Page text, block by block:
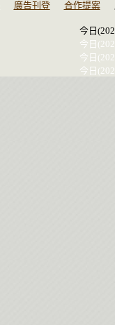
廣告刊登 合作提案
今日
今日
今日
今日